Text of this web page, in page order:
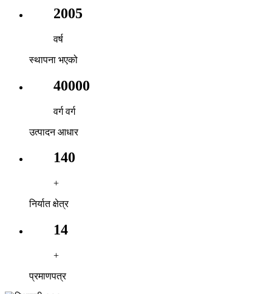
2005
वर्ष
स्थापना भएको
40000
वर्ग वर्ग
उत्पादन आधार
140
+
निर्यात क्षेत्र
14
+
प्रमाणपत्र